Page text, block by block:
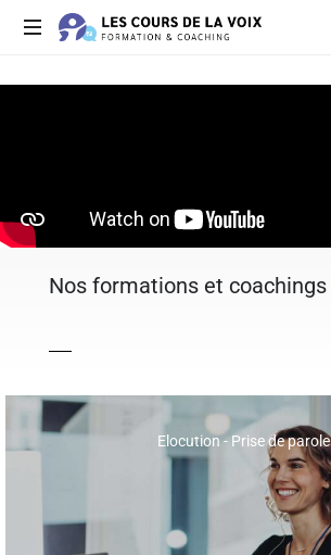
Nos formations et coachings
Elocution - Prise de parole